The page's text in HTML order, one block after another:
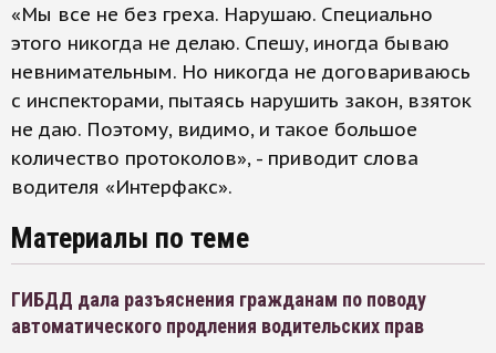
«Мы все не без греха. Нарушаю. Специально
этого никогда не делаю. Спешу, иногда бываю
невнимательным. Но никогда не договариваюсь
с инспекторами, пытаясь нарушить закон, взяток
не даю. Поэтому, видимо, и такое большое
количество протоколов», - приводит слова
водителя «Интерфакс».
Материалы по теме
ГИБДД дала разъяснения гражданам по поводу
автоматического продления водительских прав